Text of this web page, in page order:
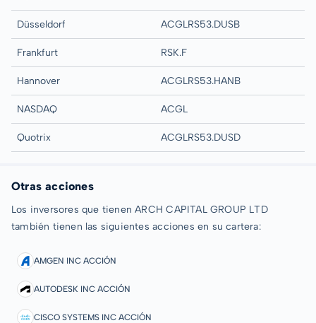
Düsseldorf ACGLRS53.DUSB
Frankfurt RSK.F
Hannover ACGLRS53.HANB
NASDAQ ACGL
Quotrix ACGLRS53.DUSD
Otras acciones
Los inversores que tienen ARCH CAPITAL GROUP LTD
también tienen las siguientes acciones en su cartera:
AMGEN INC ACCIÓN
AUTODESK INC ACCIÓN
CISCO SYSTEMS INC ACCIÓN